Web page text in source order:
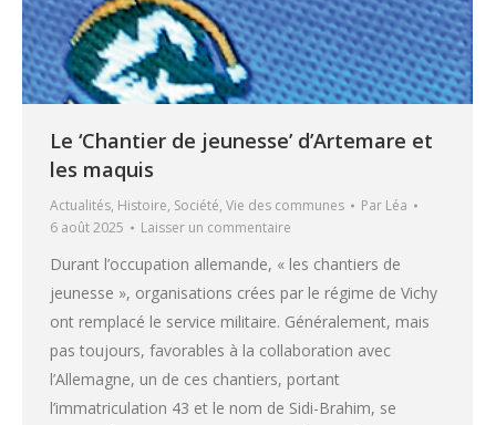
Le ‘Chantier de jeunesse’ d’Artemare et
les maquis
Actualités, Histoire, Société, Vie des communes Par Léa
6 août 2025
Laisser un commentaire
Durant l’occupation allemande, « les chantiers de
jeunesse », organisations crées par le régime de Vichy
ont remplacé le service militaire. Généralement, mais
pas toujours, favorables à la collaboration avec
l’Allemagne, un de ces chantiers, portant
l’immatriculation 43 et le nom de Sidi-Brahim, se